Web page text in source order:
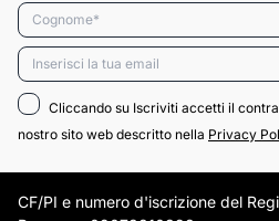
Cognome*
Email*
Cliccando su Iscriviti accetti il
nostro sito web descritto nella Privacy
CF/PI e numero d'iscrizione del